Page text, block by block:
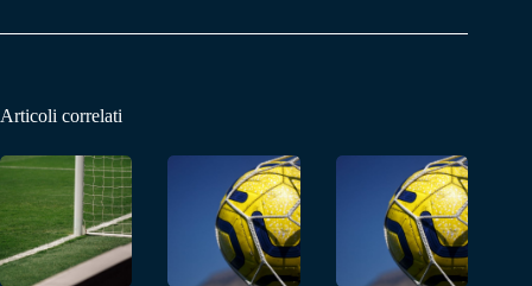
Articoli correlati